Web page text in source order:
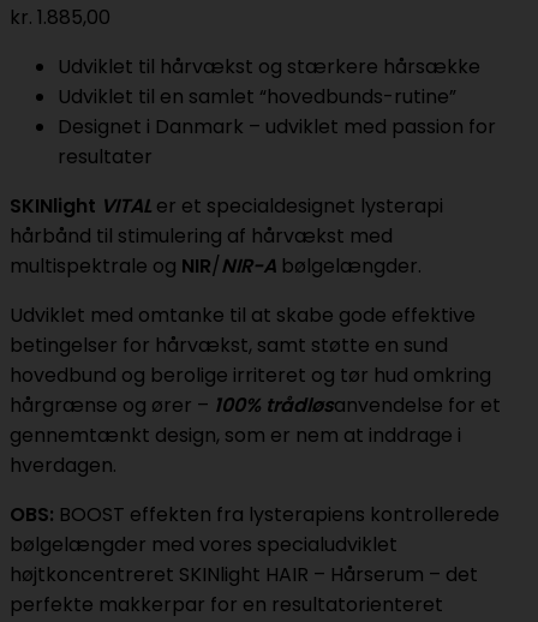
kr. 1.885,00
Udviklet til hårvækst og stærkere hårsække
Udviklet til en samlet “hovedbunds-rutine”
Designet i Danmark – udviklet med passion for
resultater
SKINlight VITAL er et specialdesignet lysterapi
hårbånd til stimulering af hårvækst med
multispektrale og NIR/NIR-A bølgelængder.
Udviklet med omtanke til at skabe gode effektive
betingelser for hårvækst, samt støtte en sund
hovedbund og berolige irriteret og tør hud omkring
hårgrænse og ører – 100% trådløsanvendelse for et
gennemtænkt design, som er nem at inddrage i
hverdagen.
OBS: BOOST effekten fra lysterapiens kontrollerede
bølgelængder med vores specialudviklet
højtkoncentreret SKINlight HAIR – Hårserum – det
perfekte makkerpar for en resultatorienteret